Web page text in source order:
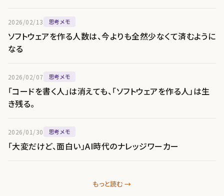
2026/02/13 思考メモ
ソフトウェアを作る人数は、今よりも全然少なくて済むように
なる
2026/02/07 思考メモ
「コードを書く人」は消えても、「ソフトウェアを作る人」は生
き残る。
2026/01/30 思考メモ
「大変だけど、面白い」AI時代のナレッジワーカー
もっと読む →